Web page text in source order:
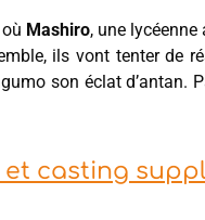
Mashiro, une
ils vont tenter de
son éclat
et casting